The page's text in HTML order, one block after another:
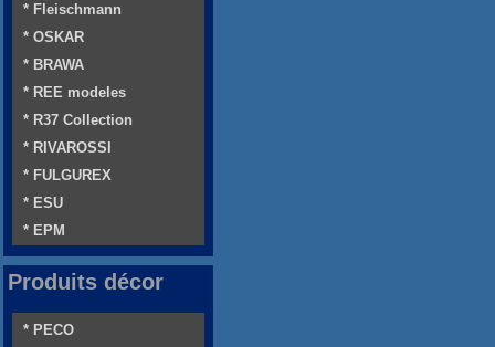
* Fleischmann
* OSKAR
* BRAWA
* REE modeles
* R37 Collection
* RIVAROSSI
* FULGUREX
* ESU
* EPM
Produits décor
* PECO